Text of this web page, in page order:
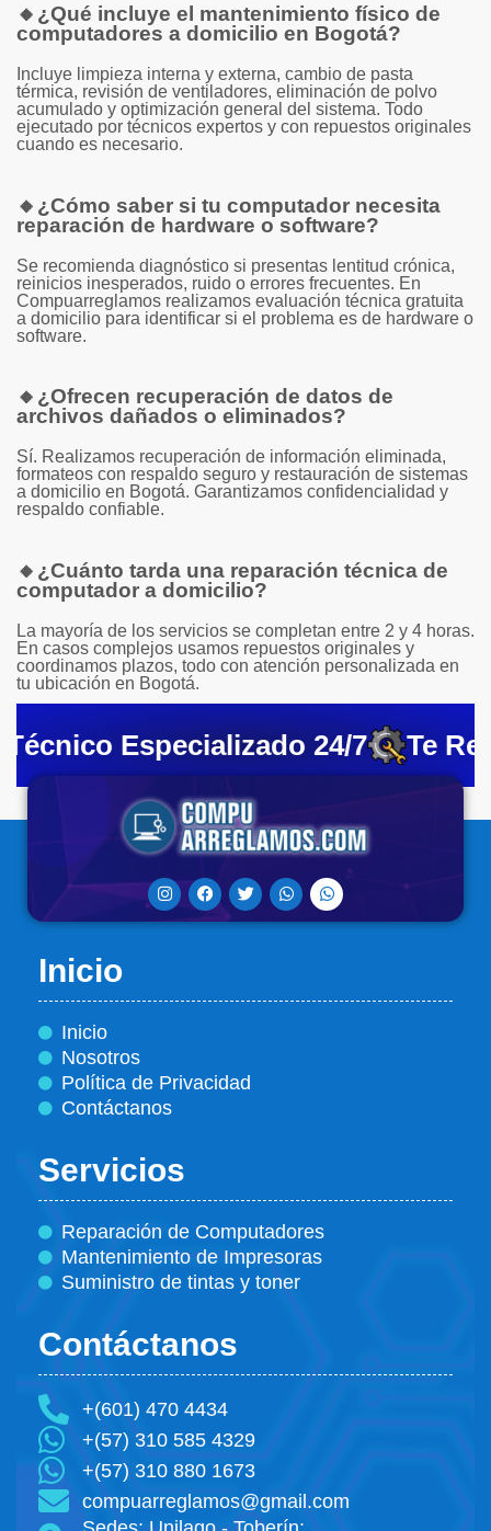
🔸 ¿Qué incluye el mantenimiento físico de
computadores a domicilio en Bogotá?
Incluye limpieza interna y externa, cambio de pasta
térmica, revisión de ventiladores, eliminación de polvo
acumulado y optimización general del sistema. Todo
ejecutado por técnicos expertos y con repuestos originales
cuando es necesario.
🔸 ¿Cómo saber si tu computador necesita
reparación de hardware o software?
Se recomienda diagnóstico si presentas lentitud crónica,
reinicios inesperados, ruido o errores frecuentes. En
Compuarreglamos realizamos evaluación técnica gratuita
a domicilio para identificar si el problema es de hardware o
software.
🔸 ¿Ofrecen recuperación de datos de
archivos dañados o eliminados?
Sí. Realizamos recuperación de información eliminada,
formateos con respaldo seguro y restauración de sistemas
a domicilio en Bogotá. Garantizamos confidencialidad y
respaldo confiable.
🔸 ¿Cuánto tarda una reparación técnica de
computador a domicilio?
La mayoría de los servicios se completan entre 2 y 4 horas.
En casos complejos usamos repuestos originales y
coordinamos plazos, todo con atención personalizada en
tu ubicación en Bogotá.
Especializado 24/7 Te
Inicio
Inicio
Nosotros
Política de Privacidad
Contáctanos
Servicios
Reparación de Computadores
Mantenimiento de Impresoras
Suministro de tintas y toner
Contáctanos
+(601) 470 4434
+(57) 310 585 4329
+(57) 310 880 1673
compuarreglamos@gmail.com